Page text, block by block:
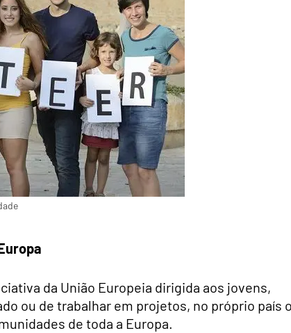
da União Europeia dirigida aos jovens,
ou de trabalhar em projetos, no próprio país
de toda a Europa.